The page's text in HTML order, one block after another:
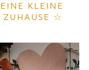
KLEINE
ZUHAUSE ☆